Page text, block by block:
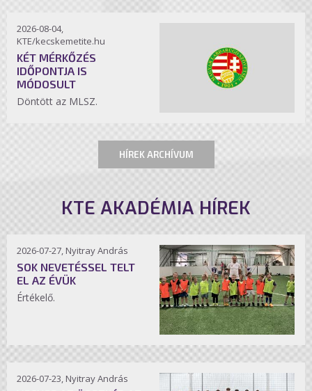
2026-08-04,
KTE/kecskemetite.hu
KÉT MÉRKŐZÉS
IDŐPONTJA IS
MÓDOSULT
Döntött az MLSZ.
HÍREK ARCHÍVUM
KTE AKADÉMIA HÍREK
2026-07-27, Nyitray András
SOK NEVETÉSSEL TELT
EL AZ ÉVÜK
Értékelő.
2026-07-23, Nyitray András